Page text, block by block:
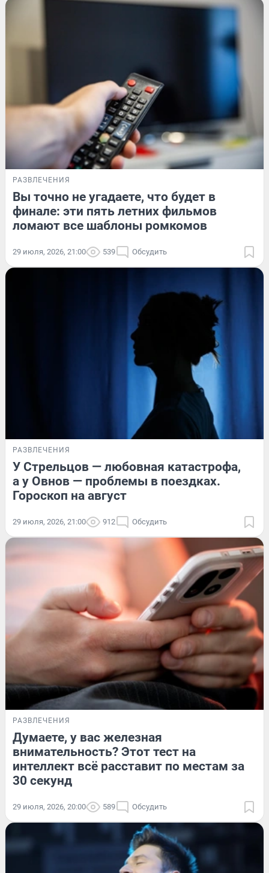
РАЗВЛЕЧЕНИЯ
Вы точно не угадаете, что будет в
финале: эти пять летних фильмов
ломают все шаблоны ромкомов
29 июля, 2026, 21:00 539 Обсудить
РАЗВЛЕЧЕНИЯ
У Стрельцов — любовная катастрофа,
а у Овнов — проблемы в поездках.
Гороскоп на август
29 июля, 2026, 21:00 912 Обсудить
РАЗВЛЕЧЕНИЯ
Думаете, у вас железная
внимательность? Этот тест на
интеллект всё расставит по местам за
30 секунд
29 июля, 2026, 20:00 589 Обсудить